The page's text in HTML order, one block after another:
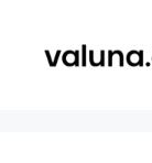
contenido